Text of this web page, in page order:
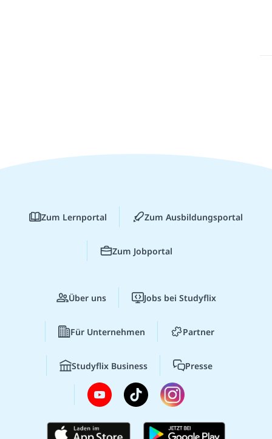
Zum Lernportal Zum Ausbildungsportal
Zum Jobportal
Über uns Jobs bei Studyflix
Für Unternehmen Partner
Studyflix Business Presse